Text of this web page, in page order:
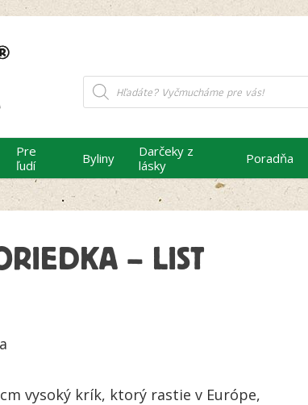
Products
search
Pre
ľudí
Byliny
Darčeky z
lásky
Poradňa
– LIST
vysoký krík, ktorý rastie v Európe,